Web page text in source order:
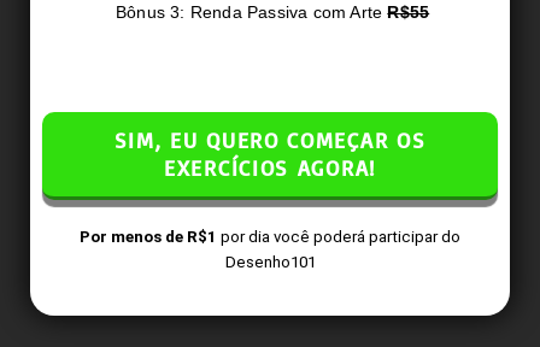
Bônus 3: Renda Passiva com ArteR$55
SIM, EU QUERO COMEÇAR OS
EXERCÍCIOS AGORA!
Por menos de R$1 por dia você poderá participar do
Desenho101